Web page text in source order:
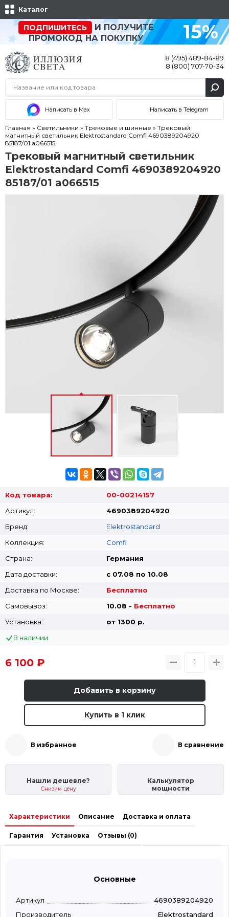
Каталог
ПОДПИШИТЕСЬ
И ПОЛУЧИТЕ
ПРОМОКОД НА ПОКУПКУ
15%
8 (495) 489-84-89
8 (800) 707-70-34
Написать в Max Написать в Telegram
Главная » Светильники » Трековые и шинные » Трековый
магнитный светильник Elektrostandard Comfi 4690389204920
85187/01 a066515
Трековый магнитный светильник
Elektrostandard Comfi 4690389204920
85187/01 a066515
Код товара:
00-00214157
Артикул:
4690389204920
Бренд:
Elektrostandard
Коллекция:
Comfi
Страна:
Германия
Дата доставки:
с 07.08 по 10.08
Доставка по Москве:
Бесплатно
Самовывоз:
10.08 - Бесплатно
Установка:
от 1300 p.
В наличии
6 100 ₽
Добавить в корзину
Купить в 1 клик
В избранное В сравнение
Нашли дешевле?
Снизим цену
Калькулятор
мощности
Характеристики Описание Доставка и оплата
Гарантия Установка Отзывы (0)
Основные
Артикул
4690389204920
Производитель
Elektrostandard